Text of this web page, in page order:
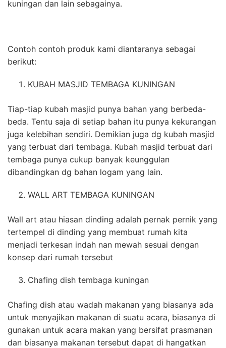
kuningan dan lain sebagainya.
Contoh contoh produk kami diantaranya sebagai
berikut:
KUBAH MASJID TEMBAGA KUNINGAN
Tiap-tiap kubah masjid punya bahan yang berbeda-
beda. Tentu saja di setiap bahan itu punya kekurangan
juga kelebihan sendiri. Demikian juga dg kubah masjid
yang terbuat dari tembaga. Kubah masjid terbuat dari
tembaga punya cukup banyak keunggulan
dibandingkan dg bahan logam yang lain.
WALL ART TEMBAGA KUNINGAN
Wall art atau hiasan dinding adalah pernak pernik yang
tertempel di dinding yang membuat rumah kita
menjadi terkesan indah nan mewah sesuai dengan
konsep dari rumah tersebut
Chafing dish tembaga kuningan
Chafing dish atau wadah makanan yang biasanya ada
untuk menyajikan makanan di suatu acara, biasanya di
gunakan untuk acara makan yang bersifat prasmanan
dan biasanya makanan tersebut dapat di hangatkan